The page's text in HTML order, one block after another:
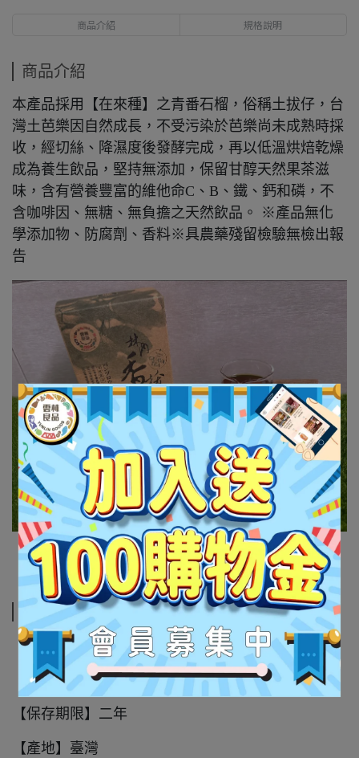
商品介紹 規格說明
商品介紹
本產品採用【在來種】之青番石榴，俗稱土拔仔，台
灣土芭樂因自然成長，不受污染於芭樂尚未成熟時採
收，經切絲、降濕度後發酵完成，再以低溫烘焙乾燥
成為養生飲品，堅持無添加，保留甘醇天然果茶滋
味，含有營養豐富的維他命C 、 B 、鐵、鈣和磷，不
含咖啡因、無糖、無負擔之天然飲品。 ※產品無化
學添加物、防腐劑、香料※具農藥殘留檢驗無檢出報
告
規格說明
【商品成份】高山茶
【商品規格】100g / 5g x 20包
【保存期限】二年
【產地】臺灣